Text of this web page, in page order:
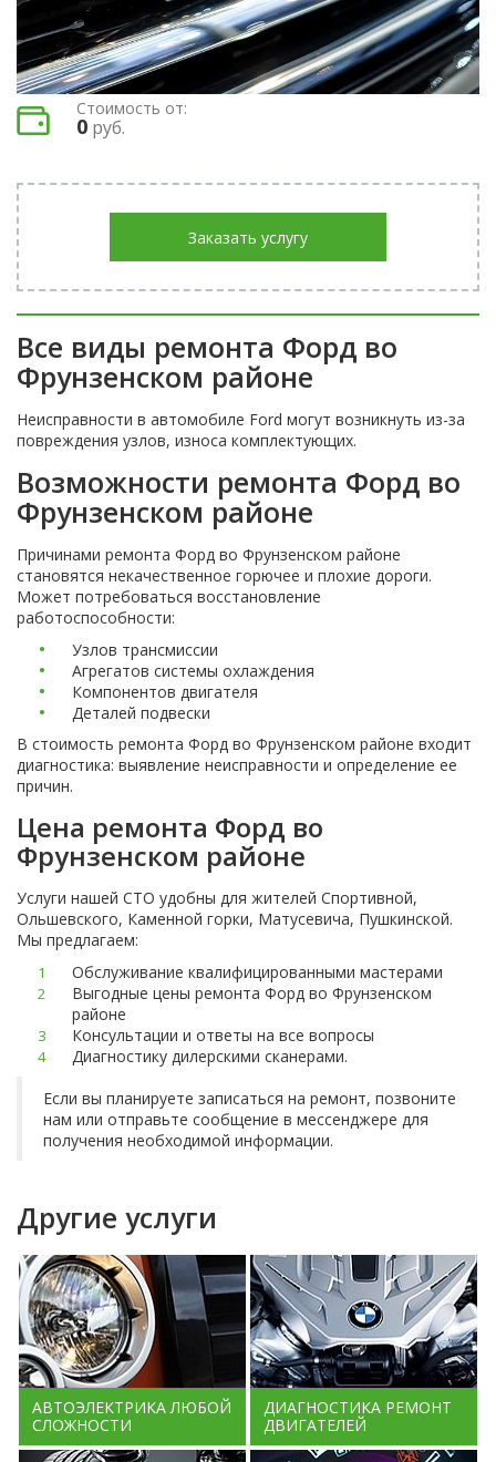
Стоимость от:
0 руб.
Заказать услугу
Все виды ремонта Форд во
Фрунзенском районе
Неисправности в автомобиле Ford могут возникнуть из-за
повреждения узлов, износа комплектующих.
Возможности ремонта Форд во
Фрунзенском районе
Причинами ремонта Форд во Фрунзенском районе
становятся некачественное горючее и плохие дороги.
Может потребоваться восстановление
работоспособности:
Узлов трансмиссии
Агрегатов системы охлаждения
Компонентов двигателя
Деталей подвески
В стоимость ремонта Форд во Фрунзенском районе входит
диагностика: выявление неисправности и определение ее
причин.
Цена ремонта Форд во
Фрунзенском районе
Услуги нашей СТО удобны для жителей Спортивной,
Ольшевского, Каменной горки, Матусевича, Пушкинской.
Мы предлагаем:
Обслуживание квалифицированными мастерами
Выгодные цены ремонта Форд во Фрунзенском
районе
Консультации и ответы на все вопросы
Диагностику дилерскими сканерами.
Если вы планируете записаться на ремонт, позвоните
нам или отправьте сообщение в мессенджере для
получения необходимой информации.
Другие услуги
АВТОЭЛЕКТРИКА ЛЮБОЙ
СЛОЖНОСТИ
ДИАГНОСТИКА РЕМОНТ
ДВИГАТЕЛЕЙ